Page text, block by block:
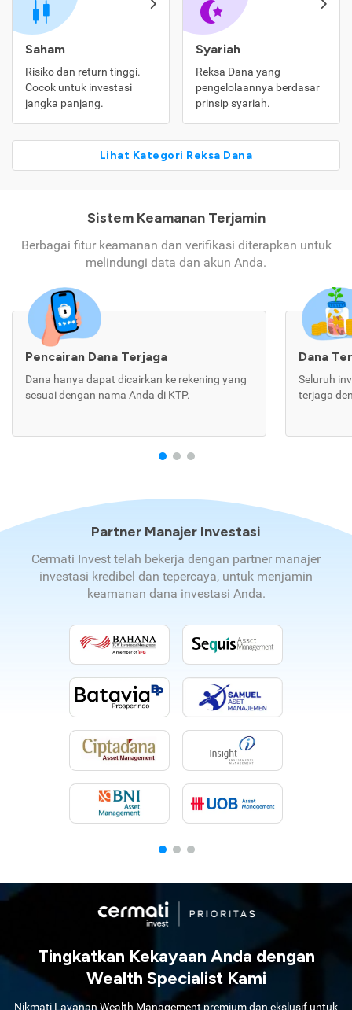
Saham
Risiko dan return tinggi.
Cocok untuk investasi
jangka panjang.
Syariah
Reksa Dana yang
pengelolaannya berdasar
prinsip syariah.
Lihat Kategori Reksa Dana
Sistem Keamanan Terjamin
Berbagai fitur keamanan dan verifikasi diterapkan untuk
melindungi data dan akun Anda.
Pencairan Dana Terjaga
Dana hanya dapat dicairkan ke rekening yang
sesuai dengan nama Anda di KTP.
Dana
Seluruh
terjaga
Partner Manajer Investasi
Cermati Invest telah bekerja dengan partner manajer
investasi kredibel dan tepercaya, untuk menjamin
keamanan dana investasi Anda.
Tingkatkan Kekayaan Anda dengan
Wealth Specialist Kami
Nikmati Layanan Wealth Management premium dan ekslusif untuk